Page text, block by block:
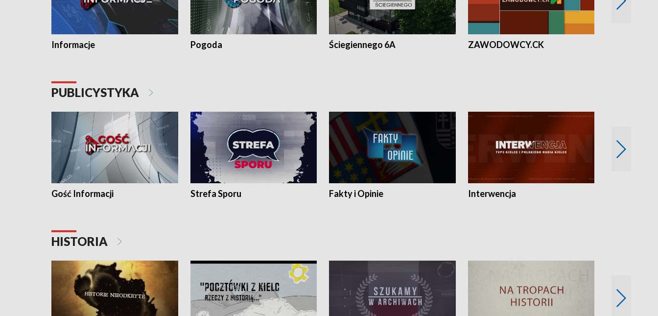
Informacje Pogoda Ściegiennego 6A ZAWODOWCY.CK
PUBLICYSTYKA
Gość Informacji Strefa Sporu Fakty i Opinie Interwencja
HISTORIA